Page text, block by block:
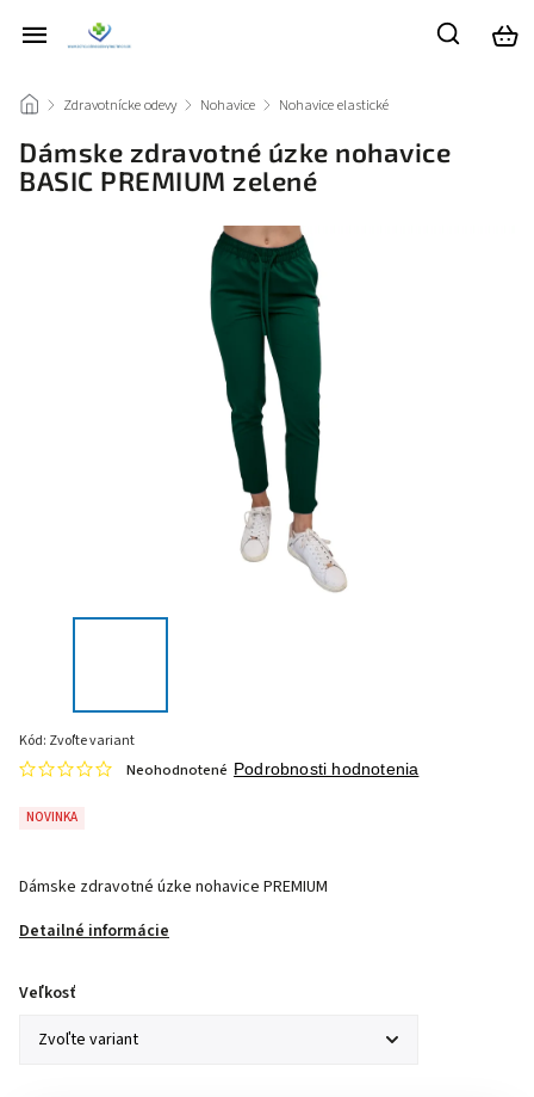
/ Zdravotnícke odevy / Nohavice / Nohavice elastické
Dámske zdravotné úzke nohavice
BASIC PREMIUM zelené
Kód: Zvoľte variant
NOVINKA
Neohodnotené Podrobnosti hodnotenia
Dámske zdravotné úzke nohavice PREMIUM
Detailné informácie
Veľkosť